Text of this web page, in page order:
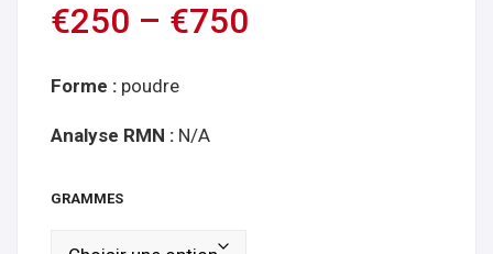
€250 – €750
Forme : poudre
Analyse RMN : N/A
GRAMMES